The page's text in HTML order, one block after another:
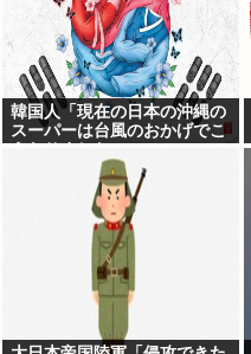
韓国人「現在の日本の沖縄の
スーパーは台風のおかげでこ